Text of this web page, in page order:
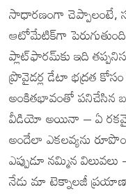
సాధారణంగా చెప్పాలంటే,
ఆటోమేటిక్‌గా పెరుగుతుంది,
ప్లాట్‌ఫారమ్‌కు ఇది
ప్రొవైడర్ల డేటా భద్రత
అంకితభావంతో పనిచేసిన
వీడియో అయినా – ఏ
అందేలా ఎకలవ్యను
ఎప్పుడూ నమ్మిన
నేడు మా టెక్నాలజీ